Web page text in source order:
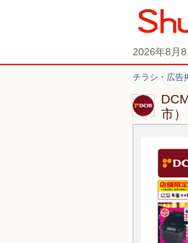
2026年8月
チラシ・広告
市）